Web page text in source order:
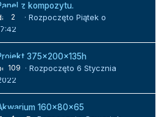
2
z kompozytu.
· Rozpoczęto Piątek o
109
375x200x135h
· Rozpoczęto 6 Stycznia
160x80x65